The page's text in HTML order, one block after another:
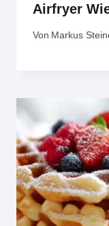
Airfryer
Von Markus